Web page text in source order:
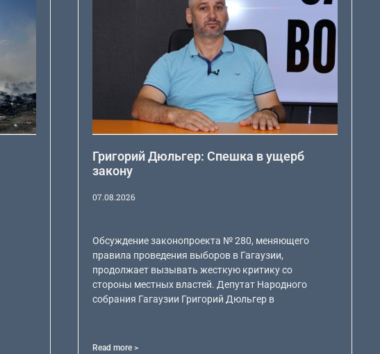
Григорий Дюльгер: Спешка в ущерб
закону
07.08.2026
Обсуждение законопроекта № 280, меняющего
правила проведения выборов в Гагаузии,
продолжает вызывать жесткую критику со
стороны местных властей. Депутат Народного
собрания Гагаузии Григорий Дюльгер в
Read more >